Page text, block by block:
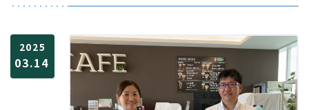
2025
03.14